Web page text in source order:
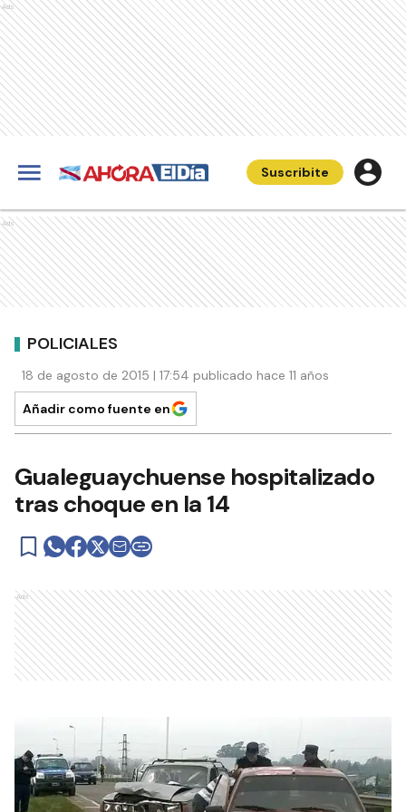
Ads
Suscribite
Ads
POLICIALES
18 de agosto de 2015 | 17:54 publicado hace 11 años
Añadir como fuente en
Gualeguaychuense hospitalizado
tras choque en la 14
Ads